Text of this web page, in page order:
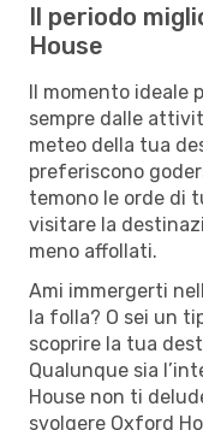
Il periodo
House
Il momento ideale
sempre dalle
meteo della tua
preferiscono
temono le orde di
visitare la
meno affollati.
Ami immergerti
la folla? O sei un
scoprire la tua
Qualunque sia
House non ti
svolgere Oxford